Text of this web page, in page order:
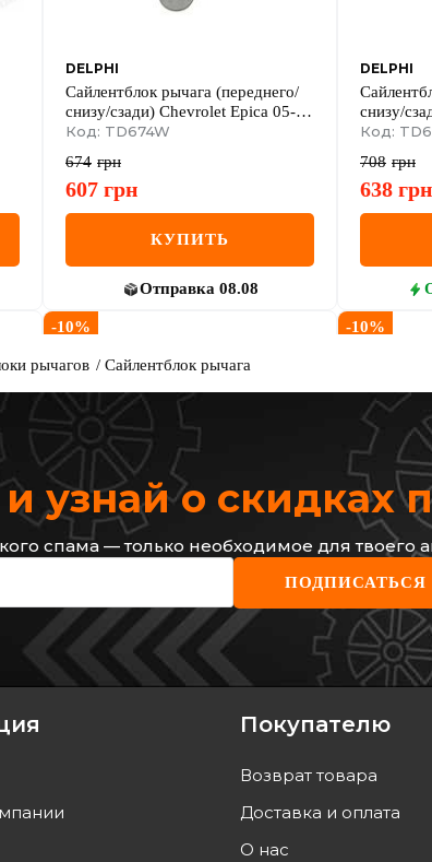
DELPHI
Сайлентблок рычага (переднего/
снизу/сзади) Chevrolet Epica 05-11
(L)
Код: TD674W
674 грн
607 грн
КУПИТЬ
Отправка 08.08
DELPHI
снизу/
(R)
Код:
708 грн
638 грн
-10%
Сайлентблок рычага CHEVROLET
Evanda,Epica
Код: 889612
517
грн
466 грн
-10%
Пр.
Код:
788 грн
710 грн
рычагов Сайлентблок рычага
узнай о скидках
спама — только необходимое для твоего
ПОДПИСАТЬСЯ
Покупателю
Возврат товара
Доставка и оплата
О нас